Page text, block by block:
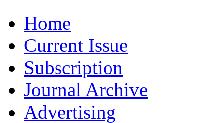
Home
Current Issue
Subscription
Journal Archive
Advertising